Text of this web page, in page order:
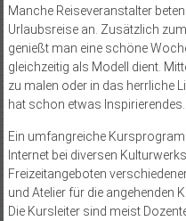
Manche Reiseveranstalter
Urlaubsreise an. Zusätzlich
genießt man eine schöne
gleichzeitig als Modell dient.
zu malen oder in das herrliche
hat schon etwas Inspirierendes.
Ein umfangreiche
Internet bei diversen
Freizeitangeboten
und Atelier für die angehenden
Die Kursleiter sind meist